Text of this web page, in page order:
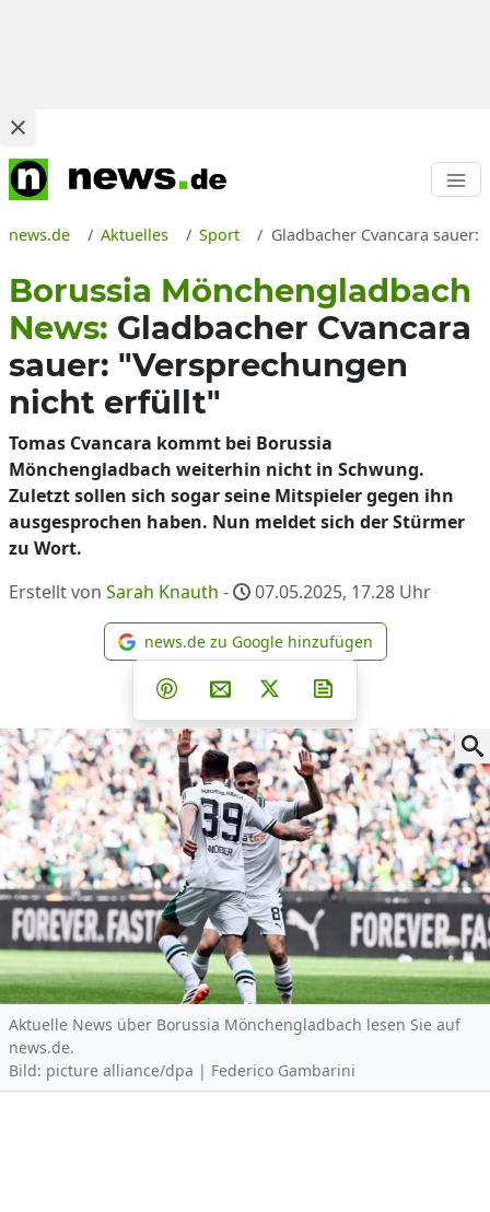
news.de Aktuelles Sport Gladbacher Cvancara
Borussia Mönchengladbach
News: Gladbacher Cvancara
sauer: "Versprechungen
nicht erfüllt"
Tomas Cvancara kommt bei Borussia
Mönchengladbach weiterhin nicht in Schwung.
Zuletzt sollen sich sogar seine Mitspieler gegen ihn
ausgesprochen haben. Nun meldet sich der Stürmer
zu Wort.
Erstellt von Sarah Knauth - 07.05.2025, 17.28 Uhr
news.de zu Google
news.de zu Google hinzufügen
Teilen auf Facebook
Teilen auf Whatsapp
Teilen auf Telegram
Teilen auf Pinterest
Per E-Mail teilen
Post auf X
Aktuelle News über Borussia Mönchengladbach lesen Sie auf
news.de.
Bild: picture alliance/dpa | Federico Gambarini